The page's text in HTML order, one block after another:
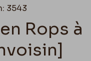
3543
Rops à